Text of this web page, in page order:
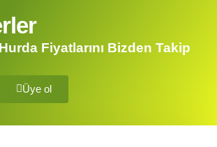
Fiyatlarını Bizden Takip
Üye ol